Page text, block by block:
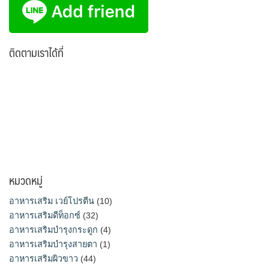
ติดตามเราได้ที่
หมวดหมู่
อาหารเสริม เวย์โปรตีน (10)
อาหารเสริมดีท็อกซ์ (32)
อาหารเสริมบำรุงกระดูก (4)
อาหารเสริมบำรุงสายตา (1)
อาหารเสริมผิวขาว (44)